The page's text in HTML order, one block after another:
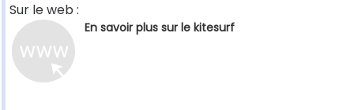
Sur le web :
En savoir plus sur le kitesurf